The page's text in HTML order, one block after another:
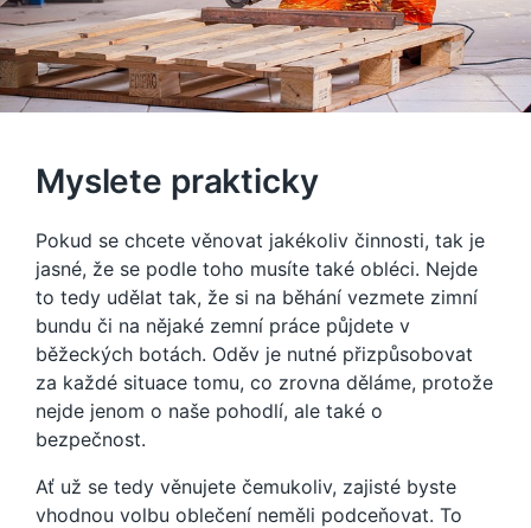
Myslete prakticky
Pokud se chcete věnovat jakékoliv činnosti, tak je
jasné, že se podle toho musíte také obléci. Nejde
to tedy udělat tak, že si na běhání vezmete zimní
bundu či na nějaké zemní práce půjdete v
běžeckých botách. Oděv je nutné přizpůsobovat
za každé situace tomu, co zrovna děláme, protože
nejde jenom o naše pohodlí, ale také o
bezpečnost.
Ať už se tedy věnujete čemukoliv, zajisté byste
vhodnou volbu oblečení neměli podceňovat. To